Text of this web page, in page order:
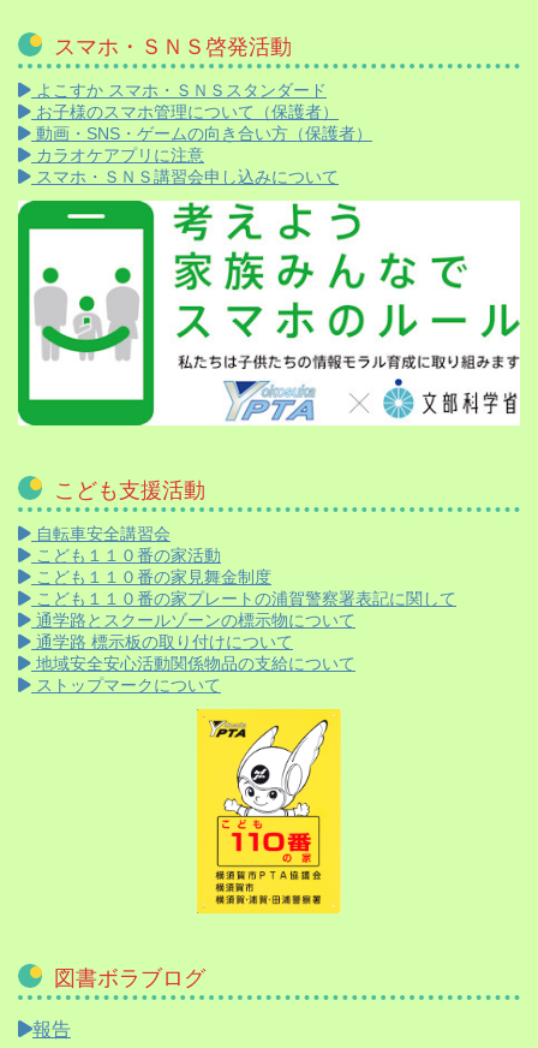
スマホ・ＳＮＳ啓発活動
よこすか スマホ・ＳＮＳスタンダード
お子様のスマホ管理について（保護者）
動画・SNS・ゲームの向き合い方（保護者）
カラオケアプリに注意
スマホ・ＳＮＳ講習会申し込みについて
こども支援活動
自転車安全講習会
こども１１０番の家活動
こども１１０番の家見舞金制度
こども１１０番の家プレートの浦賀警察署表記に関して
通学路とスクールゾーンの標示物について
通学路 標示板の取り付けについて
地域安全安心活動関係物品の支給について
ストップマークについて
図書ボラブログ
報告